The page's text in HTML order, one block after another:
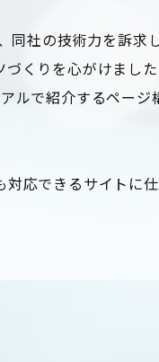
社の技術力を訴求
くりを心がけまし
ルで紹介するページ
応できるサイトに